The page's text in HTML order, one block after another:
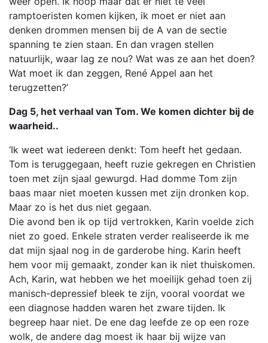
ramptoeristen komen kijken, ik moet er niet aan
denken drommen mensen bij de A van de sectie
spanning te zien staan. En dan vragen stellen
natuurlijk, waar lag ze nou? Wat was ze aan het doen?
Wat moet ik dan zeggen, René Appel aan het
terugzetten?’
Dag 5, het verhaal van Tom. We komen dichter bij de
waarheid..
‘Ik weet wat iedereen denkt: Tom heeft het gedaan.
Tom is teruggegaan, heeft ruzie gekregen en Christien
toen met zijn sjaal gewurgd. Had domme Tom zijn
baas maar niet moeten kussen met zijn dronken kop.
Maar zo is het dus niet gegaan.
Die avond ben ik op tijd vertrokken, Karin voelde zich
niet zo goed. Enkele straten verder realiseerde ik me
dat mijn sjaal nog in de garderobe hing. Karin heeft
hem voor mij gemaakt, zonder kan ik niet thuiskomen.
Ach, Karin, wat hebben we het moeilijk gehad toen zij
manisch-depressief bleek te zijn, vooral voordat we
een diagnose hadden waren het zware tijden. Ik
begreep haar niet. De ene dag leefde ze op een roze
wolk, de andere dag moest ik haar bij wijze van